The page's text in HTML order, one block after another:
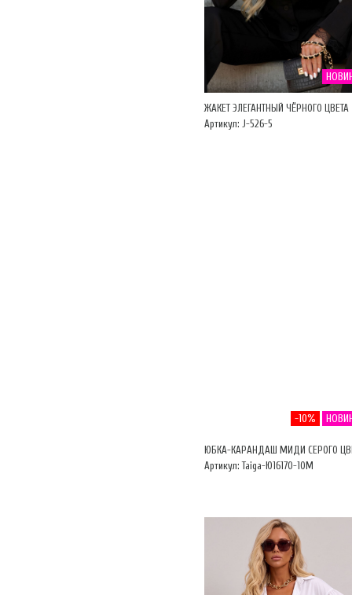
ЖАКЕТ ЭЛЕГАНТНЫЙ ЧЁРНОГО ЦВЕТА
Артикул: J-526-5
-10%
ЮБКА-КАРАНДАШ МИДИ СЕРОГО
Артикул: Taiga-Ю16170-10М